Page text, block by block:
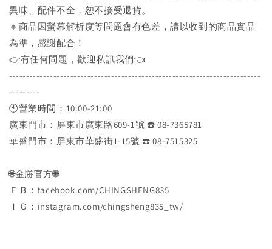
異味、配件不全，恕不接受退貨。
🔸商品因螢幕解析度等問題會有色差，請以收到的商品實品
為準，感謝配合！
👉️有任何問題，歡迎私訊我們👈️
--------------------------------------------------------------------------
---------
🕙營業時間：10:00-21:00
廣東門市：屏東市廣東路609-1號 ☎️ 08-7365781
華盛門市：屏東市華盛街1-15號 ☎️ 08-7515325
🌐金勝官方🌐
ＦＢ：facebook.com/CHINGSHENG835
ＩＧ：instagram.com/chingsheng835_tw/